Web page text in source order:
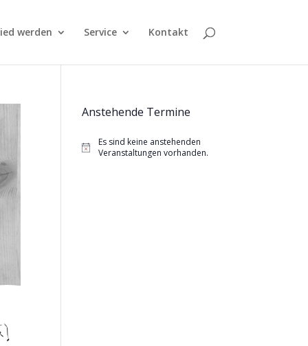
werden Service Kontakt
Anstehende Termine
Hinweis
Es sind keine anstehenden
Veranstaltungen vorhanden.